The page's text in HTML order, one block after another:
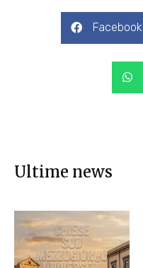
Facebook
Ultime news